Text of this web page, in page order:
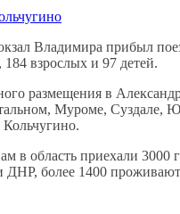
Владимира прибыл
взрослых и 97 детей.
размещения в
Муроме, Суздале,
в область приехали 3000
более 1400 проживают